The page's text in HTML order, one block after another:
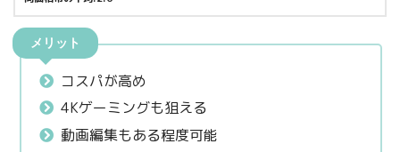
メリット
コスパが高め
4Kゲーミングも狙える
動画編集もある程度可能